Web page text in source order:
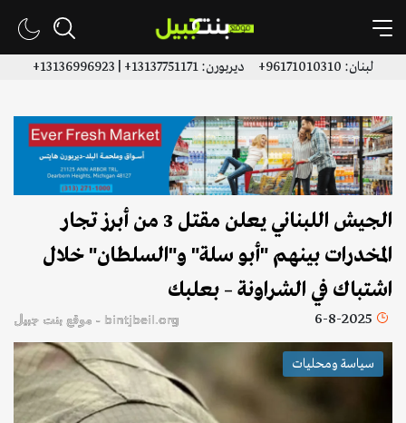
لبنان: 96171010310+ ديربورن: 13137751171+ | 13136996923+
الجيش اللبناني يعلن مقتل 3 من أبرز تجار
المخدرات بينهم "أبو سلة" و"السلطان" خلال
اشتباك في الشراونة – بعلبك
6-8-2025 bintjbeil.org - موقع بنت جبيل
سياسة ومحليات